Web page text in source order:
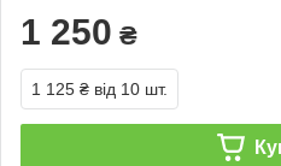
1 250 ₴
1 125 ₴ від 10 шт.